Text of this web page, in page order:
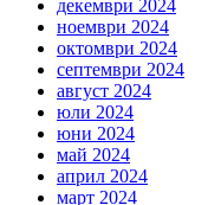
декември 2024
ноември 2024
октомври 2024
септември 2024
август 2024
юли 2024
юни 2024
май 2024
април 2024
март 2024